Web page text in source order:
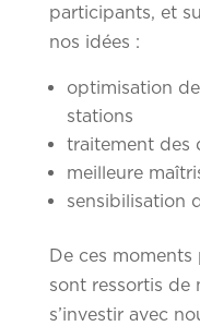
participants, et
nos idées :
optimisation
stations
traitement des
meilleure
sensibilisation
De ces
sont ressortis de
s’investir avec